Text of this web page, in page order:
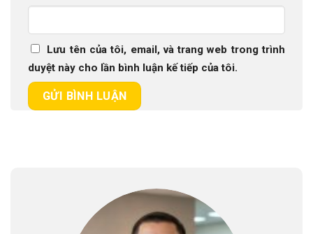
Lưu tên của tôi, email, và trang web trong trình
duyệt này cho lần bình luận kế tiếp của tôi.